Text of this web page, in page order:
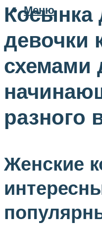
Меню
Косынка
девочки
схемами
разного
Женские